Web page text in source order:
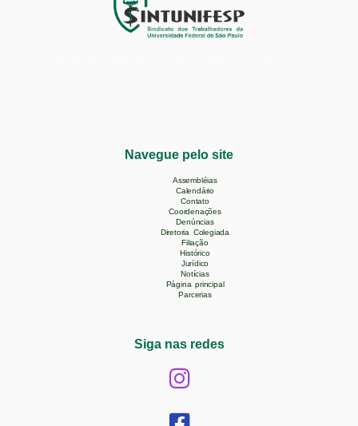
Navegue pelo site
Assembléias
Calendário
Contato
Coordenações
Denúncias
Diretoria Colegiada
Filiação
Histórico
Jurídico
Notícias
Página principal
Parcerias
Siga nas redes